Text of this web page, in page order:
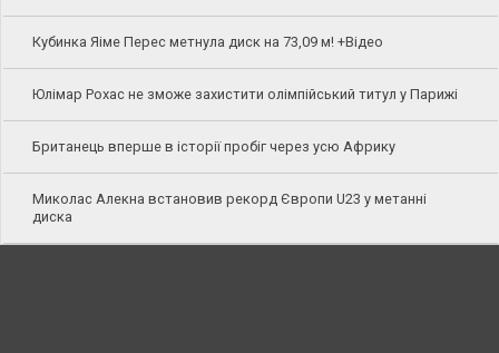
Кубинка Яіме Перес метнула диск на 73,09 м! +Відео
Юлімар Рохас не зможе захистити олімпійський титул у Парижі
Британець вперше в історії пробіг через усю Африку
Миколас Алекна встановив рекорд Європи U23 у метанні
диска